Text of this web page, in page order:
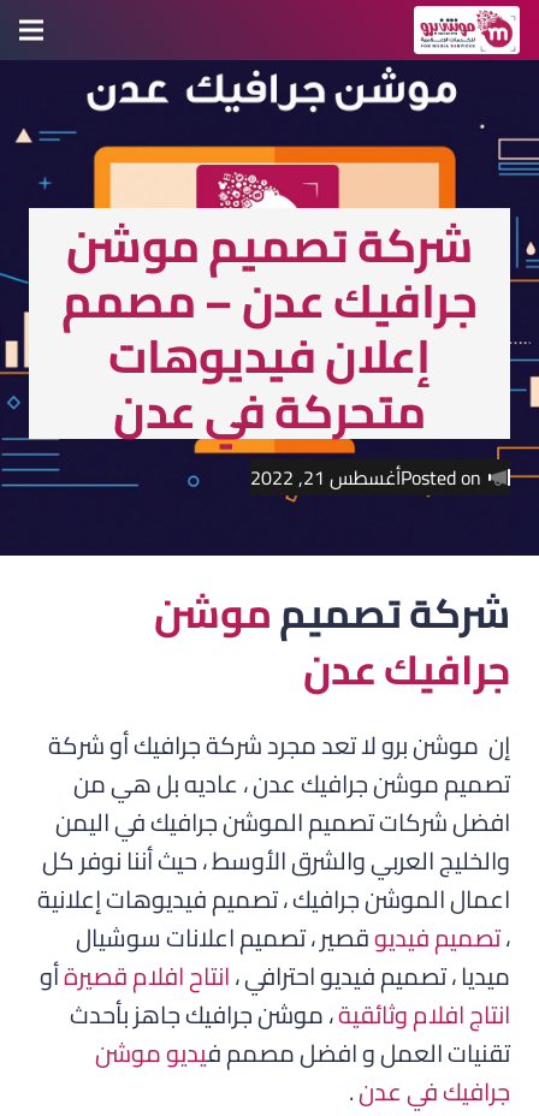
شركة تصميم موشن
جرافيك عدن – مصمم
إعلان فيديوهات
متحركة في عدن
Posted onأغسطس 21, 2022
شركة تصميمموشن
جرافيك عدن
إن موشن برو لا تعد مجرد شركة جرافيك أو شركة
تصميم موشن جرافيك عدن ، عاديه بل هي من
افضل شركات تصميم الموشن جرافيك في اليمن
والخليج العربي والشرق الأوسط ، حيث أننا نوفر كل
اعمال الموشن جرافيك ، تصميم فيديوهات إعلانية
،تصميم فيديوقصير ، تصميم اعلانات سوشيال
ميديا ، تصميم فيديو احترافي ،انتاح افلام قصيرةأو
انتاج افلام وثائقية، موشن جرافيك جاهز بأحدث
تقنيات العمل و افضل مصمم فيديو موشن
جرافيك في عدن.